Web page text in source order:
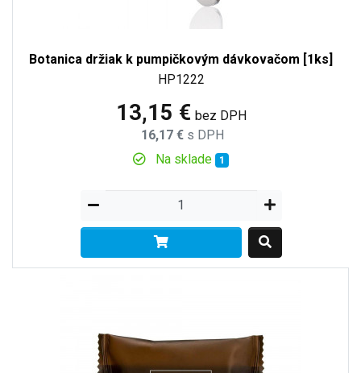
Botanica držiak k pumpičkovým dávkovačom [1ks]
HP1222
13,15 € bez DPH
16,17 € s DPH
Na sklade 1